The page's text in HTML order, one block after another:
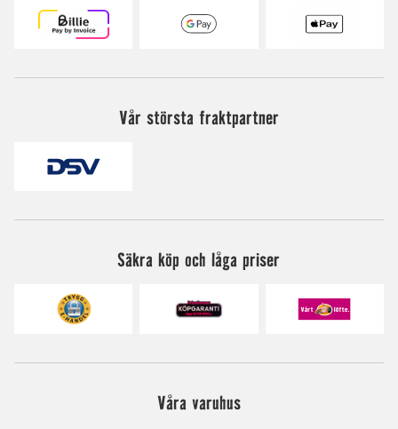
Vår största fraktpartner
Säkra köp och låga priser
Våra varuhus